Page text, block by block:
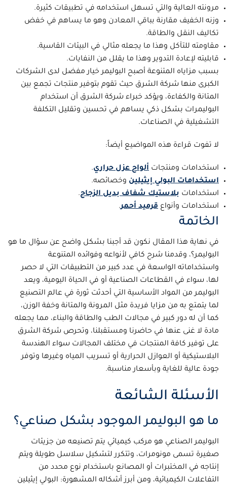
مرونته العالية والتي تسهل استخدامه في تطبيقات كثيرة.
وزنه الخفيف مقارنة بباقي المعادن وهو ما يساهم في خفض
تكاليف النقل والطاقة.
مقاومته للتآكل وهذا ما يجعله مثالي في البيئات القاسية.
قابليته لإعادة التدوير وهذا ما يقلل من النفايات.
بسبب مزاياه المتنوعة أصبح البوليمر خيار مفضل لدى الشركات
الكبرى منها شركة الشرق حيث تقوم بتوفير منتجات تجمع بين
المتانة والكفاءة، ويؤكد خبراء شركة الشرق أن استخدام
البوليمرات بشكل ذكي يساهم في تحسين وتقليل التكلفة
التشغيلية في الصناعات.
لا تفوت قراءة هذه المواضيع أيضاً:
استخدامات ومنتجات ألواح عزل حراري.
استخدامات البولي إيثيلين وخصائصه.
استخدامات بلاستيك شفاف بديل الزجاج.
استخدامات وأنواع قرميد أحمر.
الخاتمة
في نهاية هذا المقال نكون قد أجبنا بشكل واضح عن سؤال ما هو
البوليمر؟، وقدمنا شرح كافي لأنواعه وفوائده المتنوعة
واستخداماته الواسعة في عدد كبير من التطبيقات التي لا حصر
لها، سواء في القطاعات الصناعية أو في الحياة اليومية، ويعد
البوليمر من المواد الأساسية التي أحدثت ثورة في عالم التصنيع
لما يتمتع به من مزايا فريدة مثل المرونة والمتانة وخفة الوزن،
كما أن له دور كبير في مجالات الطب والطاقة والبناء، مما يجعله
مادة لا غنى عنها في حاضرنا ومستقبلنا، وتحرص شركة الشرق
على توفير كافة المنتجات في مختلف المجالات سواء الهندسة
البلاستيكية أو العوازل الحرارية أو تسريب المياه وغيرها وتوفر
جودة عالية للغاية وبأسعار مناسبة.
الأسئلة الشائعة
ما هو البوليمر الموجود بشكل صناعي؟
البوليمر الصناعي هو مركب كيميائي يتم تصنيعه من جزيئات
صغيرة تسمى مونومرات، وتتكرر لتشكيل سلاسل طويلة ويتم
إنتاجه في المختبرات أو المصانع باستخدام نوع محدد من
التفاعلات الكيميائية، ومن أبرز أشكاله المشهورة: البولي إيثيلين